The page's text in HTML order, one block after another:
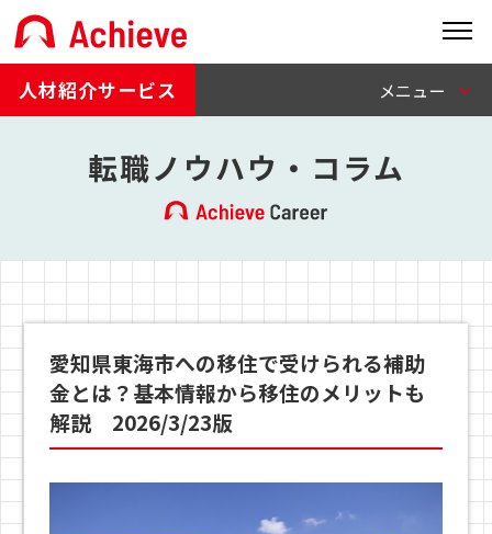
人材紹介サービス
転職ノウハウ・コラム
愛知県東海市への移住で受けられる補助
金とは？基本情報から移住のメリットも
解説 2026/3/23版